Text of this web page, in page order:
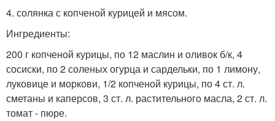
4. солянка с копченой курицей и мясом.
Ингредиенты:
200 г копченой курицы, по 12 маслин и оливок б/к, 4
сосиски, по 2 соленых огурца и сардельки, по 1 лимону,
луковице и моркови, 1/2 копченой курицы, по 4 ст. л.
сметаны и каперсов, 3 ст. л. растительного масла, 2 ст. л.
томат - пюре.